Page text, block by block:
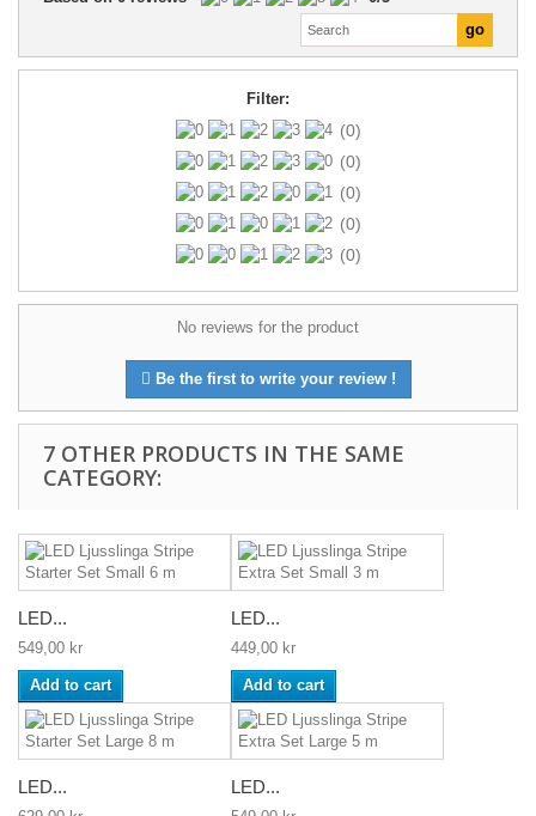
Filter:
(0)
(0)
(0)
(0)
(0)
No reviews for the product
Be the first to write your review !
7 OTHER PRODUCTS IN THE SAME
CATEGORY:
LED...
549,00 kr
Add to cart
LED...
449,00 kr
Add to cart
LED... LED...